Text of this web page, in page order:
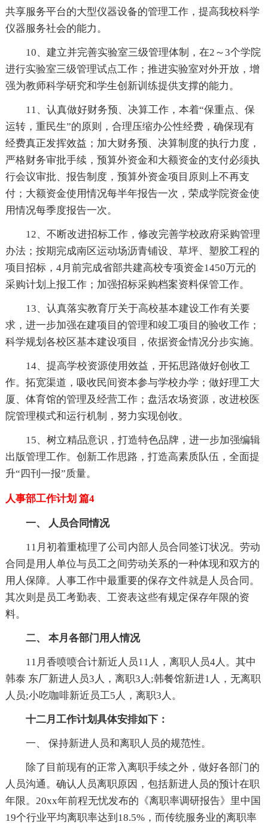
共享服务平台的大型仪器设备的管理工作，提高我校科学
仪器服务社会的能力。
10、建立并完善实验室三级管理体制，在2～3个学院
进行实验室三级管理试点工作；推进实验室对外开放，增
强为教师科学研究和学生创新训练提供支撑的能力。
11、认真做好财务预、决算工作，本着“保重点、保
运转，重民生”的原则，合理压缩办公性经费，确保现有
经费真正发挥效益；加大财务预、决算制度的执行力度，
严格财务审批手续，预算外资金和大额资金的支付必须执
行会议审批、报告制度，预算外资金项目原则上不再支
付；大额资金使用情况每半年报告一次，荣成学院资金使
用情况每季度报告一次。
12、不断改进招标工作，修改完善学校政府采购管理
办法；按期完成南区运动场沥青铺设、草坪、塑胶工程的
项目招标，4月前完成省部共建高校专项资金1450万元的
采购计划上报工作；加强招标采购档案资料保管工作。
13、认真落实教育厅关于高校基本建设工作有关要
求，进一步加强在建项目的管理和竣工项目的验收工作；
科学规划各校区基本建设项目，依据资金情况分步实施。
14、提高学校资源使用效益，开拓思路做好创收工
作。拓宽渠道，吸收民间资本参与学校办学；做好理工大
厦、体育馆的管理及经营工作；盘活农场资源，改进校医
院管理模式和运行机制，努力实现创收。
15、树立精品意识，打造特色品牌，进一步加强编辑
出版管理工作。创新工作思路，打造高素质队伍，全面提
升“四刊一报”质量。
人事部工作计划 篇4
一、 人员合同情况
11月初着重梳理了公司内部人员合同签订状况。劳动
合同是用人单位与员工之间劳动关系的一种体现和双方的
用人保障。人事工作中最重要的保存文件就是人员合同。
其次则是员工考勤表、工资表这些有规定保存年限的资
料。
二、 本月各部门用人情况
11月香喷喷合计新近人员11人，离职人员4人。其中
韩泰 东厂新进人员3人，离职3人;韩餐馆新进1人，无离职
人员;小吃咖啡新近员工5人，离职3人。
十二月工作计划具体安排如下：
一、 保持新进人员和离职人员的规范性。
除了目前现有的正常入离职手续之外，做好各部门的
人员沟通。确认人员离职原因，包括新进人员的预计在职
年限。20xx年前程无忧发布的《离职率调研报告》里中国
19个行业平均离职率达到18.5%，而传统服务业的离职率